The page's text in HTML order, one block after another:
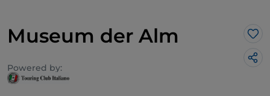
Museum der Alm
Powered by: